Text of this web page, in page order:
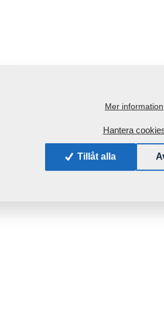
Mer information
Hantera
Tillåt alla